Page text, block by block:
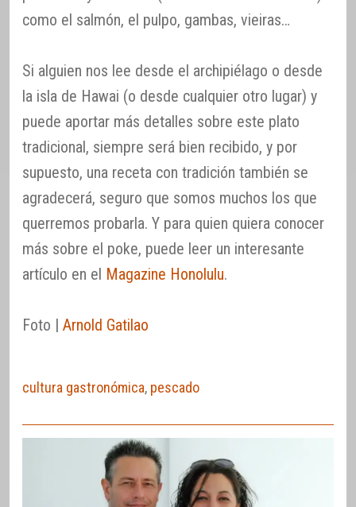
como el salmón, el pulpo, gambas, vieiras…
Si alguien nos lee desde el archipiélago o desde
la isla de Hawai (o desde cualquier otro lugar) y
puede aportar más detalles sobre este plato
tradicional, siempre será bien recibido, y por
supuesto, una receta con tradición también se
agradecerá, seguro que somos muchos los que
querremos probarla. Y para quien quiera conocer
más sobre el poke, puede leer un interesante
artículo en el Magazine Honolulu.
Foto | Arnold Gatilao
cultura gastronómica, pescado